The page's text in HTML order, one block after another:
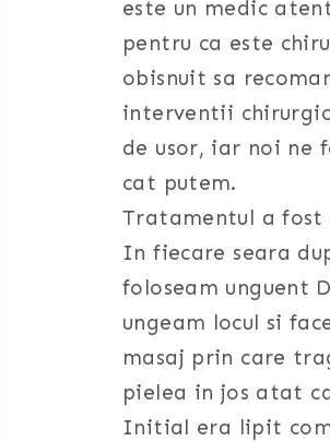
este un medic
pentru ca este
obisnuit sa
interventii
de usor, iar noi ne
cat putem.
Tratamentul a fost
In fiecare seara
foloseam unguent
ungeam locul si
masaj prin care
pielea in jos atat
Initial era lipit